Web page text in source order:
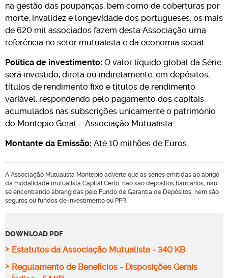
na gestão das poupanças, bem como de coberturas por
morte, invalidez e longevidade dos portugueses, os mais
de 620 mil associados fazem desta Associação uma
referência no setor mutualista e da economia social.
Política de investimento: O valor líquido global da Série
será investido, direta ou indiretamente, em depósitos,
títulos de rendimento fixo e títulos de rendimento
variável, respondendo pelo pagamento dos capitais
acumulados nas subscrições unicamente o património
do Montepio Geral – Associação Mutualista.
Montante da Emissão: Até 10 milhões de Euros.
A Associação Mutualista Montepio adverte que as séries emitidas ao abrigo
da modalidade mutualista Capital Certo, não são depósitos bancários, não
se encontrando abrangidas pelo Fundo de Garantia de Depósitos, nem são
seguros ou fundos de investimento ou PPR.
DOWNLOAD PDF
> Estatutos da Associação Mutualista - 340 KB
> Regulamento de Benefícios - Disposições Gerais